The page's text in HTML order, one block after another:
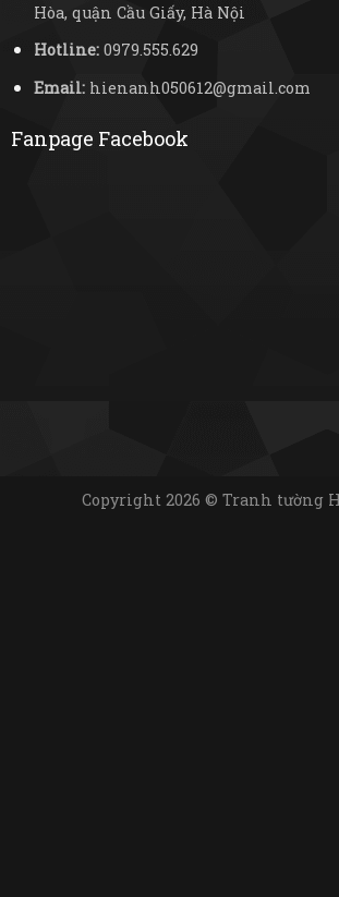
Hòa, quận Cầu Giấy, Hà Nội
Hotline:0979.555.629
Email:hienanh050612@gmail.com
Fanpage Facebook
Copyright 2026 © Tranh tường